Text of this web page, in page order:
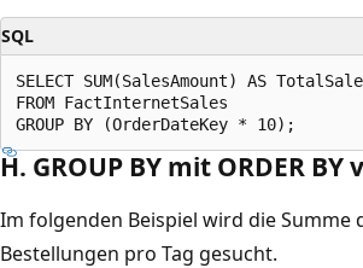
SQL
SELECT SUM(SalesAmount) AS
FROM FactInternetSales
H. GROUP BY mit ORDER
Im folgenden Beispiel wird die Summe
Bestellungen pro Tag gesucht.